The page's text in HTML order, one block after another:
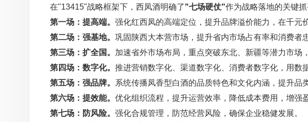
在"13415"战略框架下，西凤酒明确了"七场硬仗"作为战略落地的关键抓
第一场：提高端。 强化红西凤的高端定位，提升品牌溢价能力，在千元
第二场：强基地。 巩固陕西大本营市场，提升省内市场占有率和消费者
第三场：扩全国。 加速省外市场布局，重点突破东北、新疆等潜力市场
第四场：数字化。 推进营销数字化、渠道数字化、消费者数字化，用数
第五场：强品牌。 系统传播凤香型白酒的品质特色和文化内涵，提升品
第六场：提效能。 优化组织流程，提升运营效率，降低成本费用，增强
第七场：防风险。 强化合规管理，防范经营风险，确保企业稳健发展。